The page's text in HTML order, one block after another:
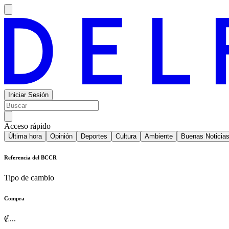
Iniciar Sesión
Acceso rápido
Última hora Opinión Deportes Cultura Ambiente Buenas Noticias
Referencia del BCCR
Tipo de cambio
Compra
₡...